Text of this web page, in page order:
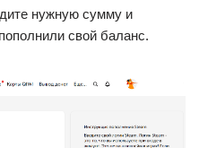
нужную сумму и
свой баланс.